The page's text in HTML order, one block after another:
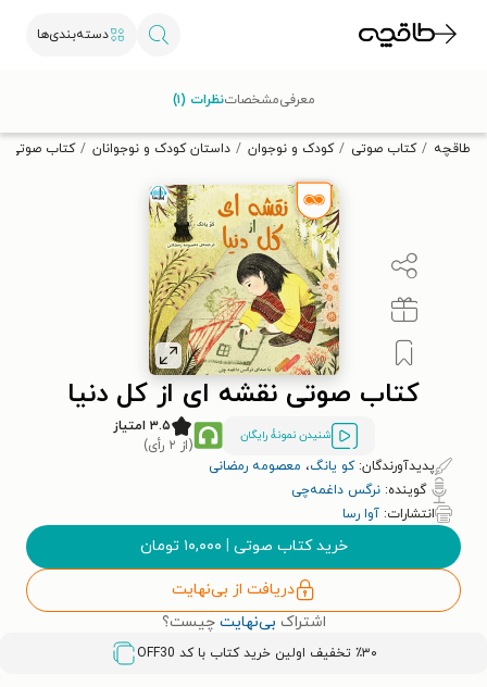
دسته‌بندی‌ها
تخفیف از طاقچه دریافت کن.
طاقچه کتاب صوتی کودک و نوجوان داستان کودک و نوجوانان کتاب صوتی
کتاب صوتی نقشه ای از کل دنیا
شنیدن نمونۀ رایگان
۳.۵ امتیاز
(از ۲ رأی)
پدیدآورندگان:کو یانگ، معصومه رمضانی
گوینده: نرگس داغمه‌چی
انتشارات: آوا رسا
خرید کتاب صوتی | ۱۰,۰۰۰ تومان
دریافت از بی‌نهایت
اشتراک بی‌نهایت چیست؟
٪۳۰ تخفیف اولین خرید کتاب با کد OFF30
معرفیمشخصاتنظرات (۱)